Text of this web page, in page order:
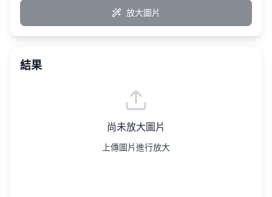
放大圖片
結果
尚未放大圖片
上傳圖片進行放大